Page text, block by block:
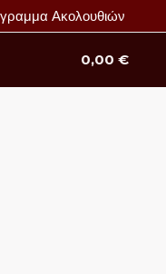
Ακολουθιών
0,00 €